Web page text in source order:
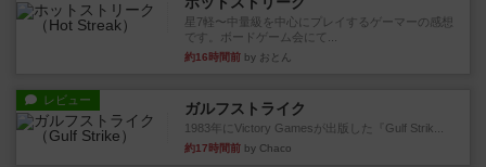
星7軽〜中量級を中心にプレイするゲーマーの感想
です。ボードゲーム会にて...
約16時間前 by おとん
レビュー ガルフストライク
1983年にVictory Gamesが出版した『Gulf Strik...
約17時間前 by Chaco